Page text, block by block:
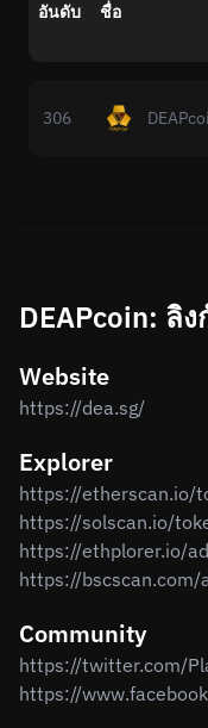
อันดับ ชื่อ
306
DEAPcoin: ลิ
Website
https://dea.sg/
Explorer
Community
https://twitter.com/
https://